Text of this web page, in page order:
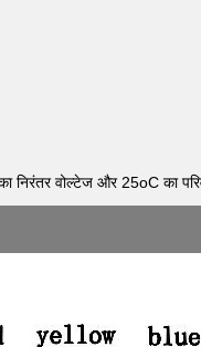
का निरंतर वोल्टेज और 25oC का